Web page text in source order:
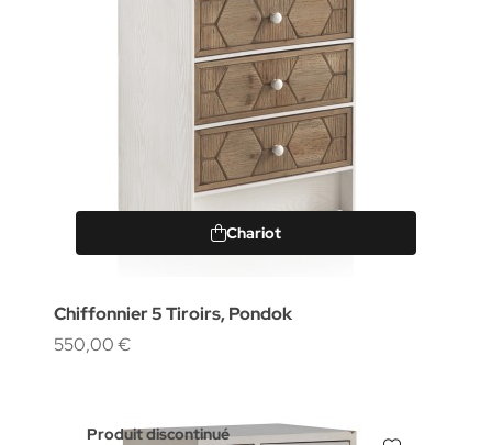
Chariot
Chiffonnier 5 Tiroirs, Pondok
550,00 €
Produit discontinué